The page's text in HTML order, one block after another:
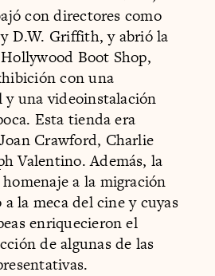
con directores como
D.W. Griffith, y abrió la
Boot Shop,
con una
una videoinstalación
Esta tienda era
Crawford, Charlie
Valentino. Además, la
a la migración
la meca del cine y cuyas
enriquecieron el
de algunas de las